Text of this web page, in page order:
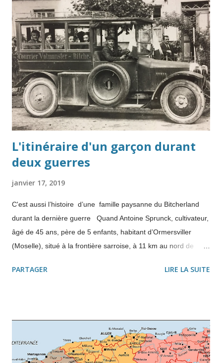
L'itinéraire d'un garçon durant
deux guerres
janvier 17, 2019
C'est aussi l’histoire d’une famille paysanne du Bitcherland
durant la dernière guerre Quand Antoine Sprunck, cultivateur,
âgé de 45 ans, père de 5 enfants, habitant d’Ormersviller
(Moselle), situé à la frontière sarroise, à 11 km au nord de
d'infirmiers militaire) à Dieuze (Sud de la Moselle) alors qu'il
Ormersviller avec le “Poschtauto”, prend le train à Bitche, puis
à Sarreguemines pour Dieuze, où il reviendra fin 1944 avec sa
famille après une longue pérégrination. Il ne retournera avec
PARTAGER LIRE LA SUITE